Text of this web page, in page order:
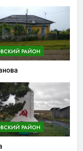
РАЙОН
РАЙОН